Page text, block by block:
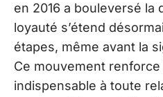
en 2016 a bouleversé la
loyauté s’étend
étapes, même avant la
Ce mouvement
indispensable à toute